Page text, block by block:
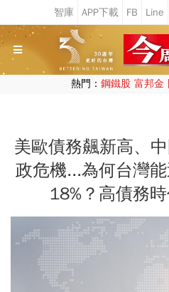
熱門： 鋼鐵股 富邦金
美歐債務飆新高、
政危機...為何台灣
18%？高債務